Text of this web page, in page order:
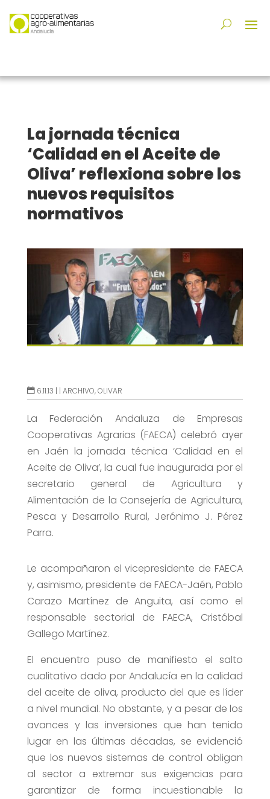
La jornada técnica
‘Calidad en el Aceite de
Oliva’ reflexiona sobre los
nuevos requisitos
normativos
6.11.13 | | ARCHIVO,OLIVAR
La Federación Andaluza de Empresas
Cooperativas Agrarias (FAECA) celebró ayer
en Jaén la jornada técnica ‘Calidad en el
Aceite de Oliva’, la cual fue inaugurada por el
secretario general de Agricultura y
Alimentación de la Consejería de Agricultura,
Pesca y Desarrollo Rural, Jerónimo J. Pérez
Parra.
Le acompañaron el vicepresidente de FAECA
y, asimismo, presidente de FAECA-Jaén, Pablo
Carazo Martínez de Anguita, así como el
responsable sectorial de FAECA, Cristóbal
Gallego Martínez.
El encuentro puso de manifiesto el salto
cualitativo dado por Andalucía en la calidad
del aceite de oliva, producto del que es líder
a nivel mundial. No obstante, y a pesar de los
avances y las inversiones que han tenido
lugar en las últimas décadas, se evidenció
que los nuevos sistemas de control obligan
al sector a extremar sus exigencias para
garantizar de forma incuestionable la